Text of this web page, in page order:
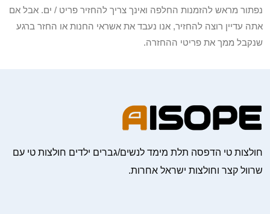
נפתור מראש להזמנות החלפה ואינך צריך להחזיר פריט / ים. אבל אם
אתה עדיין רוצה להחזיר, אנו נעבד את אשראי החנות או החזר ברגע
שנקבל ממך את פריטי ההחזרה.
חולצות טי הדפסה תלת מימד לנשים/גברים ילדים חולצות טי עם
שרוול קצר וחולצות ישראל אחרות.